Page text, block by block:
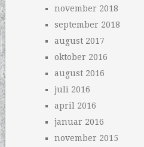
november 2018
september 2018
august 2017
oktober 2016
august 2016
juli 2016
april 2016
januar 2016
november 2015